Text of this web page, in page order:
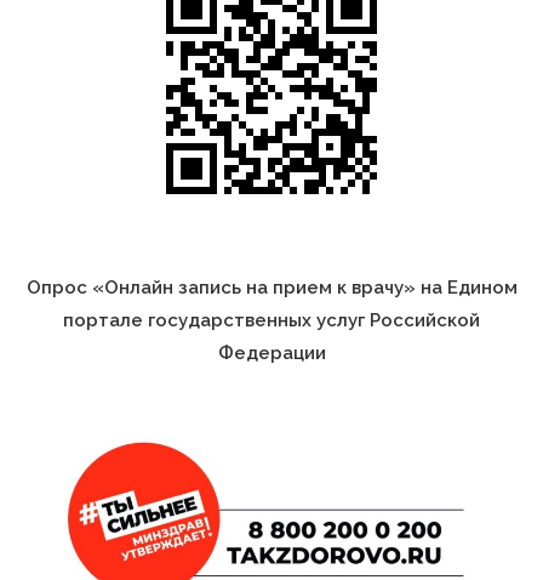
Опрос «Онлайн запись на прием к врачу» на Едином
портале государственных услуг Российской
Федерации